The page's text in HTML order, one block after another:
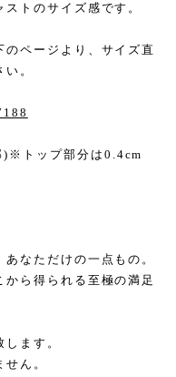
トのサイズ感です。
ページより、サイズ直
。
トップ部分は0.4cm
なただけの一点もの。
ら得られる至極の満足
ます。
ん。